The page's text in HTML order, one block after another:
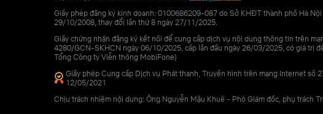
Giấy phép đăng ký kinh doanh: 0100686209-087 do Sở KHĐT thành phố Hà Nội
29/10/2008, thay đổi lần thứ 8 ngày 27/11/2025.
Giấy chứng nhận đăng ký kết nối để cung cấp dịch vụ nội dung thông tin trên
4280/GCN-SKHCN ngày 06/10/2025, cấp lần đầu ngày 26/03/2025, có giá trị
Tổng Công ty Viễn thông MobiFone)
Giấy phép Cung cấp Dịch vụ Phát thanh, Truyền hình trên mạng Internet số
12/05/2021
Chịu trách nhiệm nội dung: Ông Nguyễn Mậu Khuê - Phó Giám đốc, phụ trách